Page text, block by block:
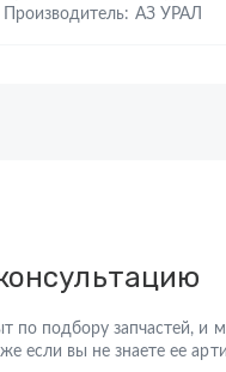
Производитель: АЗ УРАЛ
по подбору запчастей, и
если вы не знаете ее